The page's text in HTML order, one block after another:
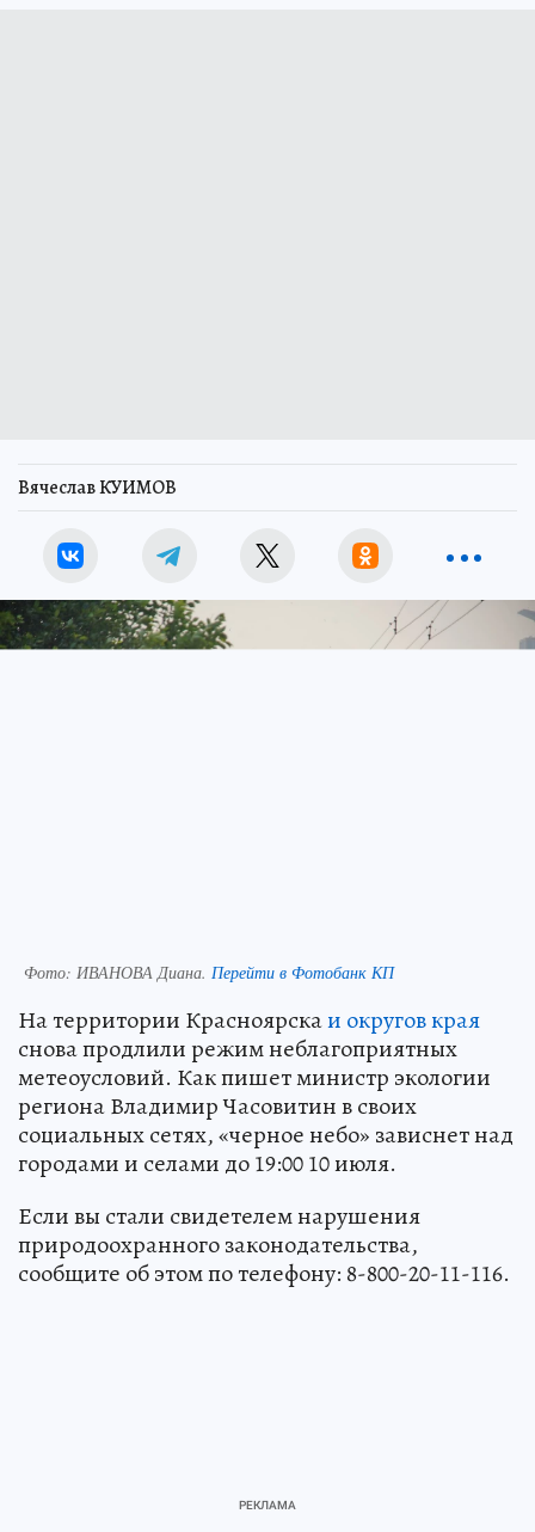
Вячеслав КУИМОВ
Фото: ИВАНОВА Диана. Перейти в Фотобанк КП
На территории Красноярскаи округов края
снова продлили режим неблагоприятных
метеоусловий. Как пишет министр экологии
региона Владимир Часовитин в своих
социальных сетях, «черное небо» зависнет над
городами и селами до 19:00 10 июля.
Если вы стали свидетелем нарушения
природоохранного законодательства,
сообщите об этом по телефону: 8-800-20-11-116.